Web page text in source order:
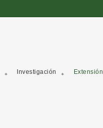
Investigación Extensión